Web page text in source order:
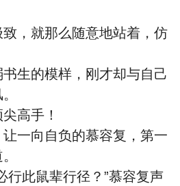
，就那么随意地站着，仿
生的模样，刚才却与自己
高手！
一向自负的慕容复，第一
行此鼠辈行径？”慕容复声